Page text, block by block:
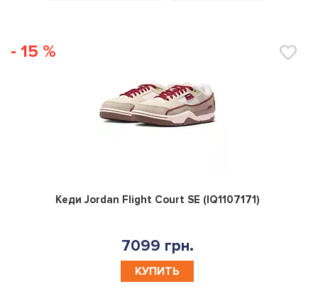
- 15 %
0
Кеди Jordan Flight Court SE (IQ1107171)
7099 грн.
КУПИТЬ